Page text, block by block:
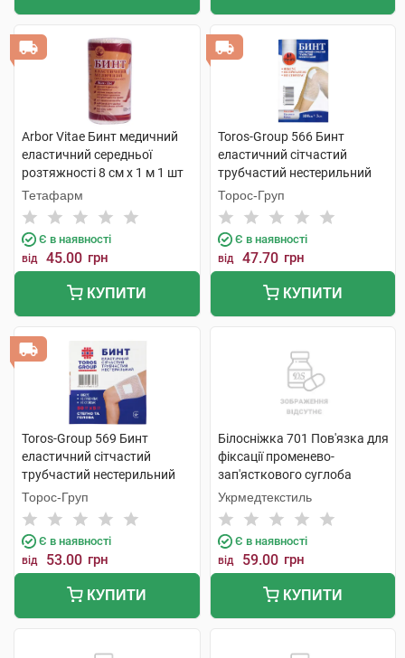
Arbor Vitae Бинт медичний
еластичний середньої
розтяжності 8 см х 1 м 1 шт
Тетафарм
Є в наявності
від 45.00 грн
КУПИТИ
Toros-Group 566 Бинт
еластичний сітчастий
трубчастий нестерильний
100х3 см коліно 1 шт
Торос-Груп
Є в наявності
від 47.70 грн
КУПИТИ
Toros-Group 569 Бинт
еластичний сітчастий
трубчастий нестерильний
50х5 см стегно та голова 1
шт
Торос-Груп
Є в наявності
від 53.00 грн
КУПИТИ
Білосніжка 701 Пов'язка для
фіксації променево-
зап'ясткового суглоба
розмір 2 (17-18см) 1 шт
Укрмедтекстиль
Є в наявності
від 59.00 грн
КУПИТИ